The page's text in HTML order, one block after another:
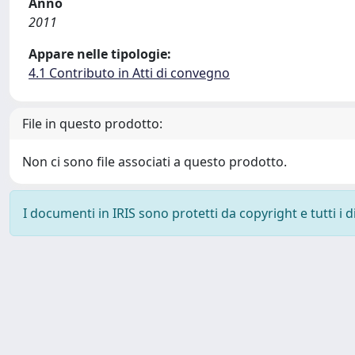
2011
Appare nelle tipologie:
4.1 Contributo in Atti di convegno
File in questo prodotto:
Non ci sono file associati a questo prodotto.
I documenti in IRIS sono protetti da copyright e tutti i